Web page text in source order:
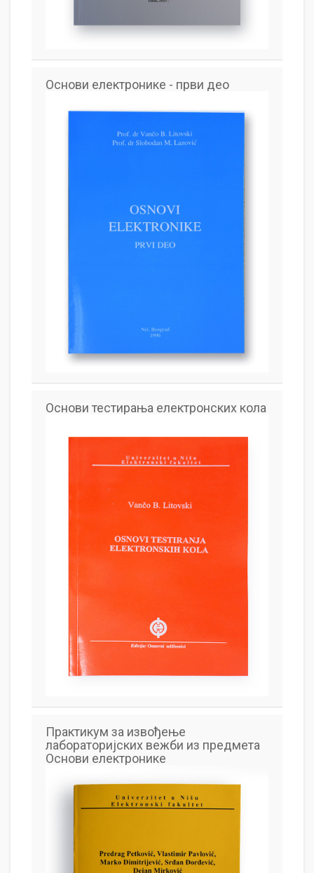
Основи електронике - први део
Основи тестирања електронских кола
Практикум за извођење
лабораторијских вежби из предмета
Основи електронике